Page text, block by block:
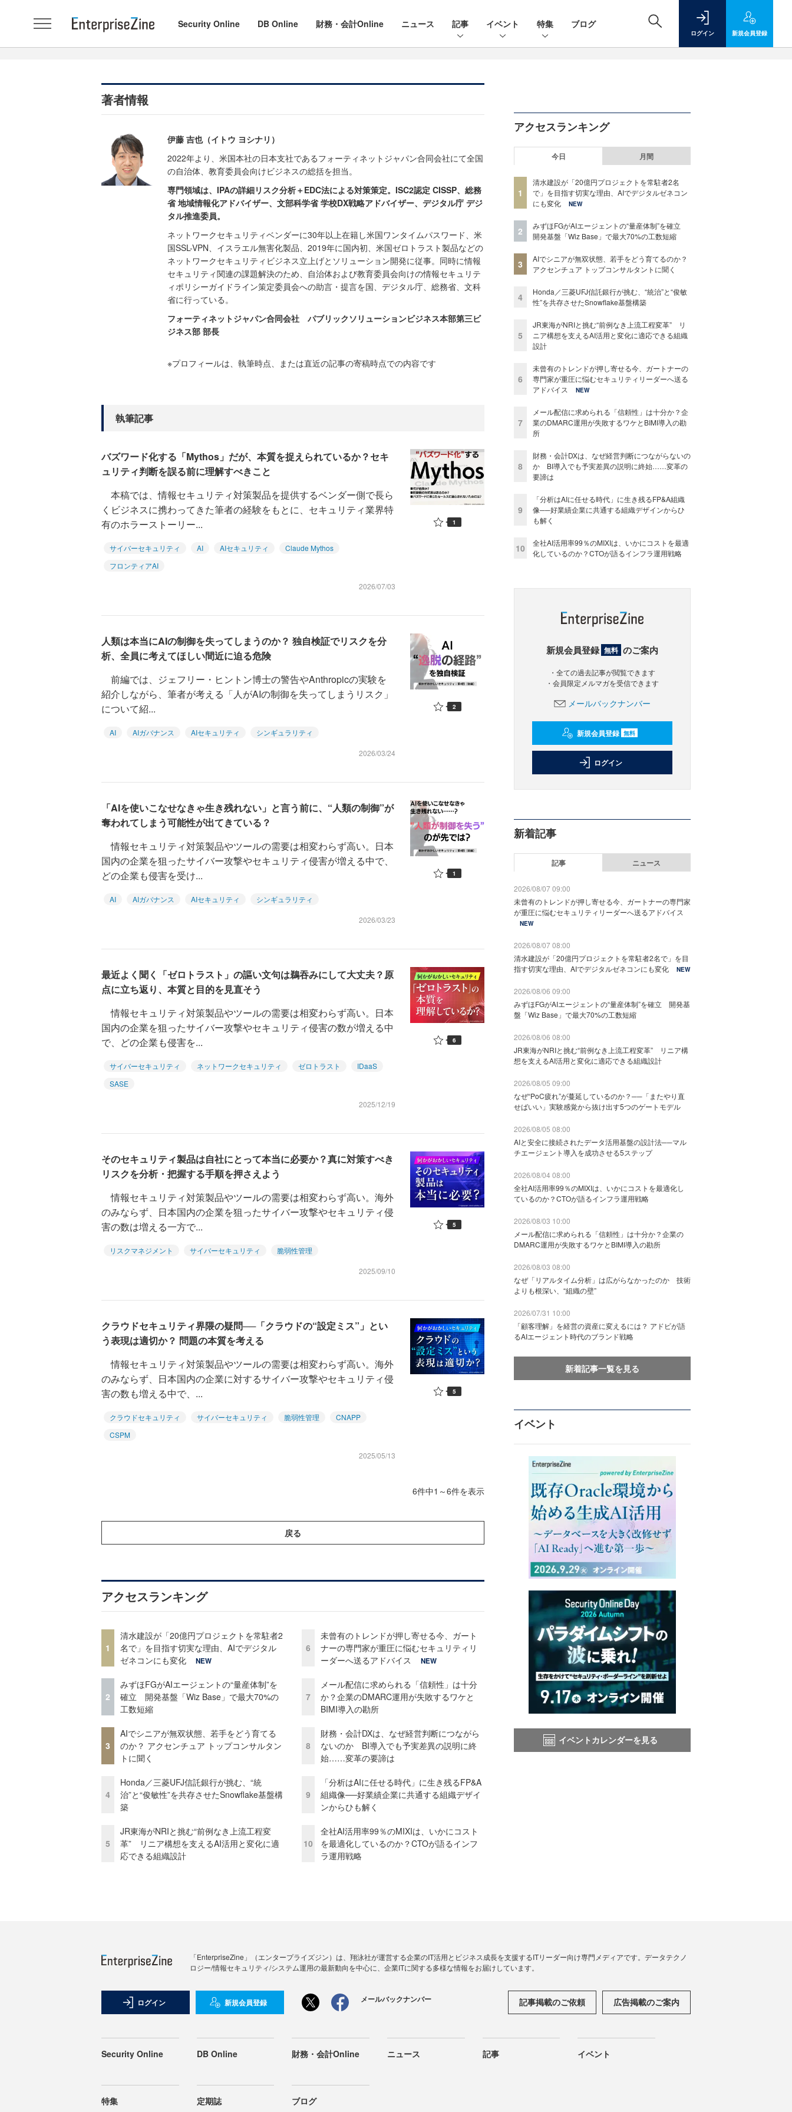
Security Online DB Online 財務・会計Online ニュース 記事 イベント 特集 ブログ
ログイン 新規会員登録
著者情報
伊藤 吉也（イトウ ヨシナリ）
2022年より、米国本社の日本支社であるフォーティネットジャパン合同会社にて全国
の自治体、教育委員会向けビジネスの総括を担当。
専門領域は、IPAの詳細リスク分析＋EDC法による対策策定。ISC2認定 CISSP、総務
省 地域情報化アドバイザー、文部科学省 学校DX戦略アドバイザー、デジタル庁 デジ
タル推進委員。
ネットワークセキュリティベンダーに30年以上在籍し米国ワンタイムパスワード、米
国SSL-VPN、イスラエル無害化製品、2019年に国内初、米国ゼロトラスト製品などの
ネットワークセキュリティビジネス立上げとソリューション開発に従事。同時に情報
セキュリティ関連の課題解決のため、自治体および教育委員会向けの情報セキュリテ
ィポリシーガイドライン策定委員会への助言・提言を国、デジタル庁、総務省、文科
省に行っている。
フォーティネットジャパン合同会社 パブリックソリューションビジネス本部第三ビ
ジネス部 部長
※プロフィールは、執筆時点、または直近の記事の寄稿時点での内容です
執筆記事
バズワード化する「Mythos」だが、本質を捉えられているか？セキ
ュリティ判断を誤る前に理解すべきこと
本稿では、情報セキュリティ対策製品を提供するベンダー側で長ら
くビジネスに携わってきた筆者の経験をもとに、セキュリティ業界特
有のホラーストーリー...
サイバーセキュリティ AI AIセキュリティ
Claude Mythos
フロンティアAI
2026/07/03
1
人類は本当にAIの制御を失ってしまうのか？ 独自検証でリスクを分
析、全員に考えてほしい間近に迫る危険
前編では、ジェフリー・ヒントン博士の警告やAnthropicの実験を
紹介しながら、筆者が考える「人がAIの制御を失ってしまうリスク」
について紹...
AI AIガバナンス AIセキュリティ シンギュラリティ
2026/03/24
2
「AIを使いこなせなきゃ生き残れない」と言う前に、“人類の制御”が
奪われてしまう可能性が出てきている？
情報セキュリティ対策製品やツールの需要は相変わらず高い。日本
国内の企業を狙ったサイバー攻撃やセキュリティ侵害が増える中で、
どの企業も侵害を受け...
AI AIガバナンス AIセキュリティ シンギュラリティ
2026/03/23
1
最近よく聞く「ゼロトラスト」の謳い文句は鵜吞みにして大丈夫？原
点に立ち返り、本質と目的を見直そう
情報セキュリティ対策製品やツールの需要は相変わらず高い。日本
国内の企業を狙ったサイバー攻撃やセキュリティ侵害の数が増える中
で、どの企業も侵害を...
サイバーセキュリティ ネットワークセキュリティ ゼロトラスト
IDaaS
SASE
2025/12/19
6
そのセキュリティ製品は自社にとって本当に必要か？真に対策すべき
リスクを分析・把握する手順を押さえよう
情報セキュリティ対策製品やツールの需要は相変わらず高い。海外
のみならず、日本国内の企業を狙ったサイバー攻撃やセキュリティ侵
害の数は増える一方で...
リスクマネジメント サイバーセキュリティ 脆弱性管理
2025/09/10
5
クラウドセキュリティ界隈の疑問──「クラウドの“設定ミス”」とい
う表現は適切か？ 問題の本質を考える
情報セキュリティ対策製品やツールの需要は相変わらず高い。海外
のみならず、日本国内の企業に対するサイバー攻撃やセキュリティ侵
害の数も増える中で、...
クラウドセキュリティ サイバーセキュリティ 脆弱性管理
CNAPP
CSPM
2025/05/13
5
6件中1～6件を表示
戻る
アクセスランキング
1
清水建設が「20億円プロジェクトを常駐者2
名で」を目指す切実な理由、AIでデジタル
ゼネコンにも変化
NEW
2
みずほFGがAIエージェントの“量産体制”を
確立 開発基盤「Wiz Base」で最大70%の
工数短縮
3
AIでシニアが無双状態、若手をどう育てる
のか？ アクセンチュア トップコンサルタン
トに聞く
4
Honda／三菱UFJ信託銀行が挑む、“統
治”と“俊敏性”を共存させたSnowflake基盤構
築
5
JR東海がNRIと挑む“前例なき上流工程変
革” リニア構想を支えるAI活用と変化に適
応できる組織設計
6
未曾有のトレンドが押し寄せる今、ガート
ナーの専門家が重圧に悩むセキュリティリ
ーダーへ送るアドバイス
NEW
7
メール配信に求められる「信頼性」は十分
か？企業のDMARC運用が失敗するワケと
BIMI導入の勘所
8
財務・会計DXは、なぜ経営判断につながら
ないのか BI導入でも予実差異の説明に終
始……変革の要諦は
9
「分析はAIに任せる時代」に生き残るFP&A
組織像──好業績企業に共通する組織デザイ
ンからひも解く
10
全社AI活用率99％のMIXIは、いかにコスト
を最適化しているのか？CTOが語るインフ
ラ運用戦略
アクセスランキング
今日 月間
1
清水建設が「20億円プロジェクトを常駐者2名
で」を目指す切実な理由、AIでデジタルゼネコン
にも変化
NEW
2
みずほFGがAIエージェントの“量産体制”を確立
開発基盤「Wiz Base」で最大70%の工数短縮
3
AIでシニアが無双状態、若手をどう育てるのか？
アクセンチュア トップコンサルタントに聞く
4
Honda／三菱UFJ信託銀行が挑む、“統治”と“俊敏
性”を共存させたSnowflake基盤構築
5
JR東海がNRIと挑む“前例なき上流工程変革” リ
ニア構想を支えるAI活用と変化に適応できる組織
設計
6
未曾有のトレンドが押し寄せる今、ガートナーの
専門家が重圧に悩むセキュリティリーダーへ送る
アドバイス
NEW
7
メール配信に求められる「信頼性」は十分か？企
業のDMARC運用が失敗するワケとBIMI導入の勘
所
8
財務・会計DXは、なぜ経営判断につながらないの
か BI導入でも予実差異の説明に終始……変革の
要諦は
9
「分析はAIに任せる時代」に生き残るFP&A組織
像──好業績企業に共通する組織デザインからひ
も解く
10
全社AI活用率99％のMIXIは、いかにコストを最適
化しているのか？CTOが語るインフラ運用戦略
新規会員登録 無料 のご案内
・全ての過去記事が閲覧できます
・会員限定メルマガを受信できます
メールバックナンバー
新規会員登録 無料
ログイン
新着記事
記事 ニュース
2026/08/07 09:00
未曾有のトレンドが押し寄せる今、ガートナーの専門家
が重圧に悩むセキュリティリーダーへ送るアドバイス
NEW
2026/08/07 08:00
清水建設が「20億円プロジェクトを常駐者2名で」を目
指す切実な理由、AIでデジタルゼネコンにも変化
NEW
2026/08/06 09:00
みずほFGがAIエージェントの“量産体制”を確立 開発基
盤「Wiz Base」で最大70%の工数短縮
2026/08/06 08:00
JR東海がNRIと挑む“前例なき上流工程変革” リニア構
想を支えるAI活用と変化に適応できる組織設計
2026/08/05 09:00
なぜ“PoC疲れ”が蔓延しているのか？──「またやり直
せばいい」実験感覚から抜け出す5つのゲートモデル
2026/08/05 08:00
AIと安全に接続されたデータ活用基盤の設計法──マル
チエージェント導入を成功させる5ステップ
2026/08/04 08:00
全社AI活用率99％のMIXIは、いかにコストを最適化し
ているのか？CTOが語るインフラ運用戦略
2026/08/03 10:00
メール配信に求められる「信頼性」は十分か？企業の
DMARC運用が失敗するワケとBIMI導入の勘所
2026/08/03 08:00
なぜ「リアルタイム分析」は広がらなかったのか 技術
よりも根深い、“組織の壁”
2026/07/31 10:00
「顧客理解」を経営の資産に変えるには？ アドビが語
るAIエージェント時代のブランド戦略
新着記事一覧を見る
イベント
イベントカレンダーを見る
「EnterpriseZine」（エンタープライズジン）は、翔泳社が運営する企業のIT活用とビジネス成長を支援するITリーダー向け専門メディアです。データテクノ
ロジー/情報セキュリティ/システム運用の最新動向を中心に、企業ITに関する多様な情報をお届けしています。
ログイン 新規会員登録 メールバックナンバー 記事掲載のご依頼 広告掲載のご案内
Security Online DB Online 財務・会計Online ニュース 記事 イベント
特集 定期誌 ブログ